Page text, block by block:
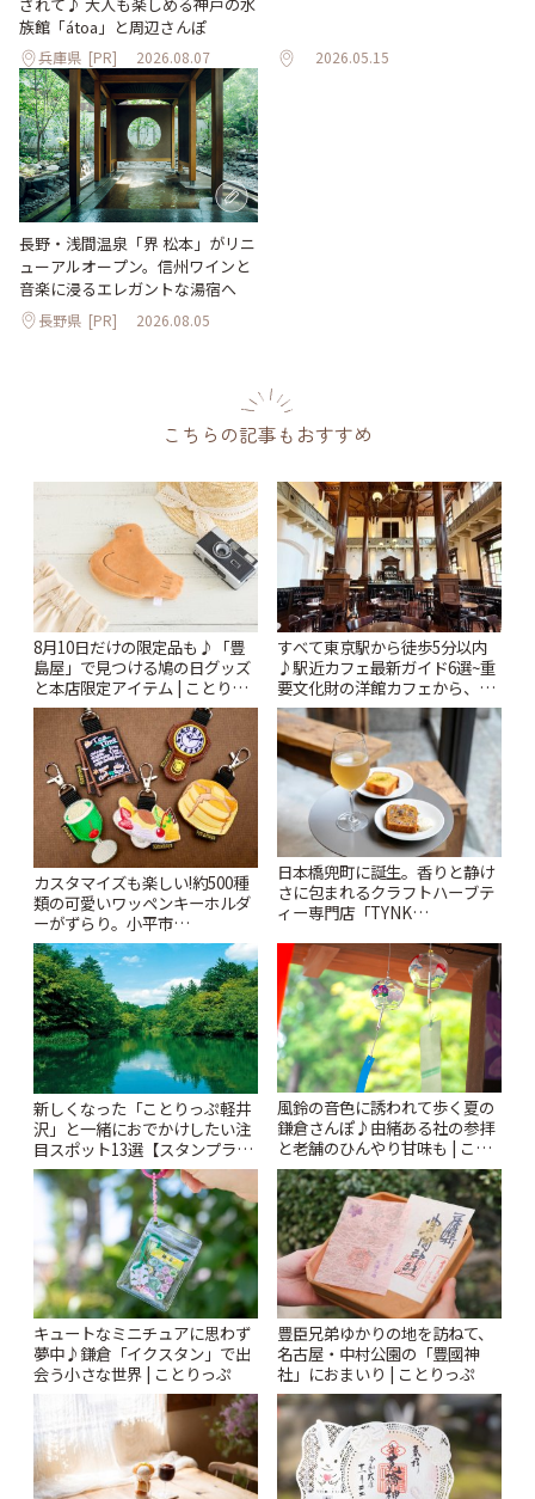
族館「átoa」と周辺さんぽ
兵庫県 [PR] 2026.08.07 2026.05.15
長野・浅間温泉「界 松本」がリニ
ューアルオープン。信州ワインと
音楽に浸るエレガントな湯宿へ
長野県 [PR] 2026.08.05
こちらの記事もおすすめ
8月10日だけの限定品も♪「豊
島屋」で見つける鳩の日グッズ
と本店限定アイテム | ことりっ
ぷ
すべて東京駅から徒歩5分以内
♪駅近カフェ最新ガイド6選~重
要文化財の洋館カフェから、改
札すぐのレトロ喫茶まで~ | こと
りっぷ
カスタマイズも楽しい!約500種
類の可愛いワッペンキーホルダ
ーがずらり。小平市
「Kimamaya T&K」 | ことりっ
ぷ
日本橋兜町に誕生。香りと静け
さに包まれるクラフトハーブテ
ィー専門店「TYNK
新しくなった「ことりっぷ軽井
沢」と一緒におでかけしたい注
目スポット13選【スタンプラリ
ー開催中】 | ことりっぷ
風鈴の音色に誘われて歩く夏の
鎌倉さんぽ♪由緒ある社の参拝
と老舗のひんやり甘味も | こと
りっぷ
キュートなミニチュアに思わず
夢中♪鎌倉「イクスタン」で出
会う小さな世界 | ことりっぷ
豊臣兄弟ゆかりの地を訪ねて、
名古屋・中村公園の「豊國神
社」におまいり | ことりっぷ